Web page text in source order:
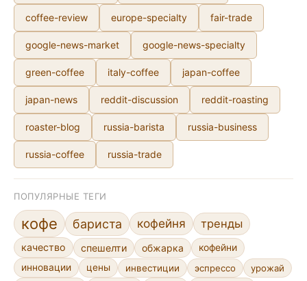
coffee-review europe-specialty fair-trade
google-news-market google-news-specialty
green-coffee italy-coffee japan-coffee
japan-news reddit-discussion reddit-roasting
roaster-blog russia-barista russia-business
russia-coffee russia-trade
ПОПУЛЯРНЫЕ ТЕГИ
кофе бариста кофейня тренды
качество спешелти обжарка
кофейни
инновации
цены инвестиции эспрессо
урожай